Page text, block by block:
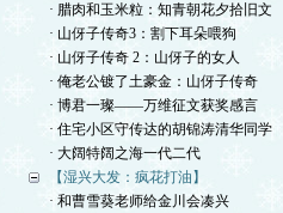
· 腊肉和玉米粒：知青朝花夕拾旧文
· 山伢子传奇3：割下耳朵喂狗
· 山伢子传奇 2：山伢子的女人
· 俺老公镀了土豪金：山伢子传奇
· 博君一璨——万维征文获奖感言
· 住宅小区守传达的胡锦涛清华同学
· 大阔特阔之海一代二代
【湿兴大发：疯花打油】
· 和曹雪葵老师给金川会凑兴